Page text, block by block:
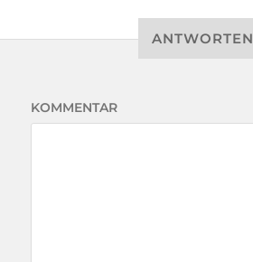
ANTWORTEN
KOMMENTAR